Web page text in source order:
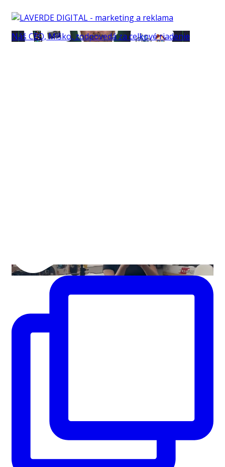
Náš CEO, Miško, zodpovedá za celkové riadenie